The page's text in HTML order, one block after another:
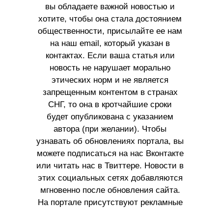
вы обладаете важной новостью и
хотите, чтобы она стала достоянием
общественности, присылайте ее нам
на наш email, который указан в
контактах. Если ваша статья или
новость не нарушает морально
этических норм и не является
запрещенным контентом в странах
СНГ, то она в кротчайшие сроки
будет опубликована с указанием
автора (при желании). Чтобы
узнавать об обновлениях портала, вы
можете подписаться на нас Вконтакте
или читать нас в Твиттере. Новости в
этих социальных сетях добавляются
мгновенно после обновления сайта.
На портале присутствуют рекламные